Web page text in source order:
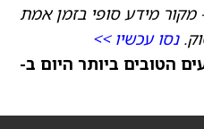
מקור מידע סופי בזמן אמת
נסו עכשיו >>
הטובים ביותר היום ב-